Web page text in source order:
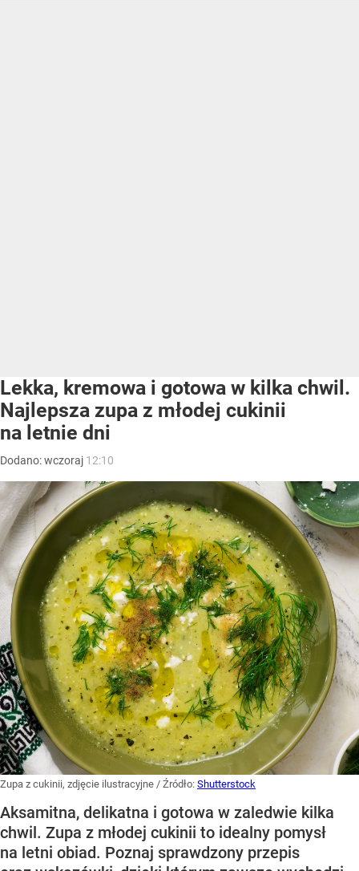
Lekka, kremowa i gotowa w kilka chwil.
Najlepsza zupa z młodej cukinii
na letnie dni
Dodano:wczoraj 12:10
Zupa z cukinii, zdjęcie ilustracyjne / Źródło: Shutterstock
Aksamitna, delikatna i gotowa w zaledwie kilka
chwil. Zupa z młodej cukinii to idealny pomysł
na letni obiad. Poznaj sprawdzony przepis